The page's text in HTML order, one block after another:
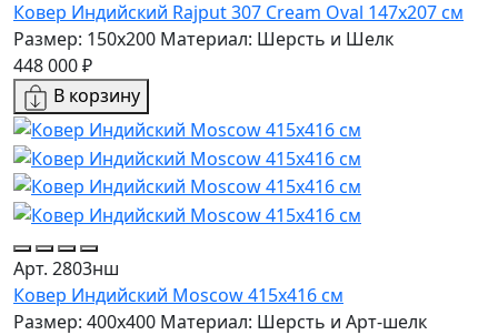
Ковер Индийский Rajput 307 Cream Oval 147x207 см
Размер: 150x200 Материал: Шерсть и Шелк
448 000 ₽
В корзину
Арт. 2803нш
Ковер Индийский Moscow 415x416 см
Размер: 400x400 Материал: Шерсть и Арт-шелк